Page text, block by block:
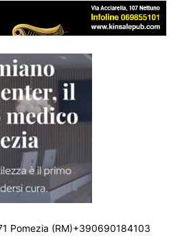
Pomezia (RM)+390690184103